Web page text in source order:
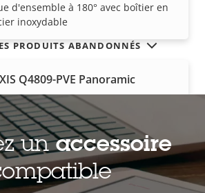
d'ensemble à 180° avec boîtier en
inoxydable
Q4809-PVE Panoramic
continue à 180°, haute résolution,
MP
parleurs réseau
PRODUITS ABANDONNÉS
unaccessoire